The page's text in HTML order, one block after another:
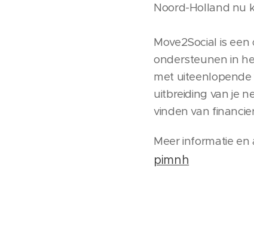
Noord-Holland nu
Move2Social is
ondersteunen in
met
uitbreiding van je
vinden van
Meer informatie en
pimnh